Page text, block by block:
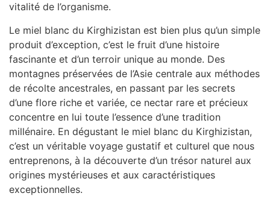
vitalité de l’organisme.
Le miel blanc du Kirghizistan est bien plus qu’un simple
produit d’exception, c’est le fruit d’une histoire
fascinante et d’un terroir unique au monde. Des
montagnes préservées de l’Asie centrale aux méthodes
de récolte ancestrales, en passant par les secrets
d’une flore riche et variée, ce nectar rare et précieux
concentre en lui toute l’essence d’une tradition
millénaire. En dégustant le miel blanc du Kirghizistan,
c’est un véritable voyage gustatif et culturel que nous
entreprenons, à la découverte d’un trésor naturel aux
origines mystérieuses et aux caractéristiques
exceptionnelles.